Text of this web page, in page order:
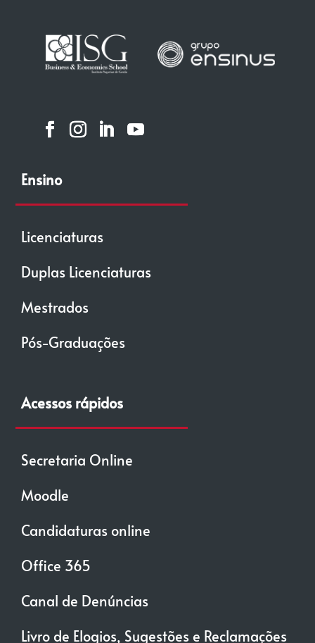
Ensino
Licenciaturas
Duplas Licenciaturas
Mestrados
Pós-Graduações
Acessos rápidos
Secretaria Online
Moodle
Candidaturas online
Office 365
Canal de Denúncias
Livro de Elogios, Sugestões e Reclamações